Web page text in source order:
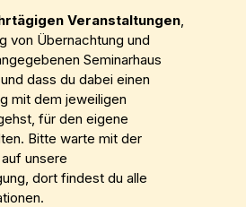
Veranstaltungen
von Übernachtung und
Seminarhaus
dass du dabei einen
mit dem jeweiligen
für den eigene
Bitte warte mit der
unsere
dort findest du alle